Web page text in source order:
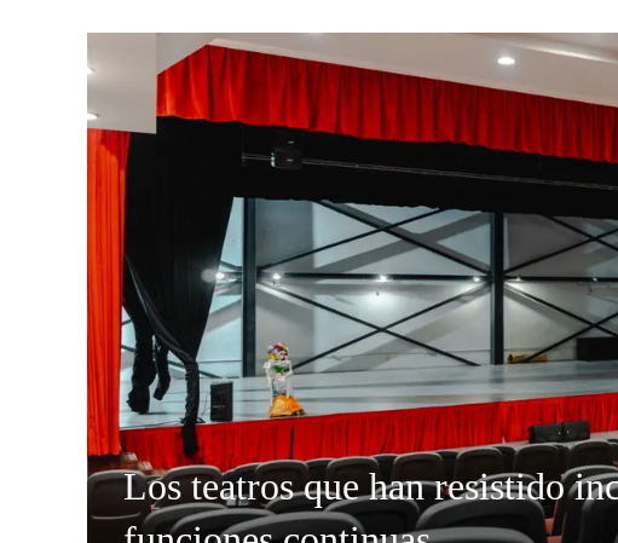
Los teatros que han resistido